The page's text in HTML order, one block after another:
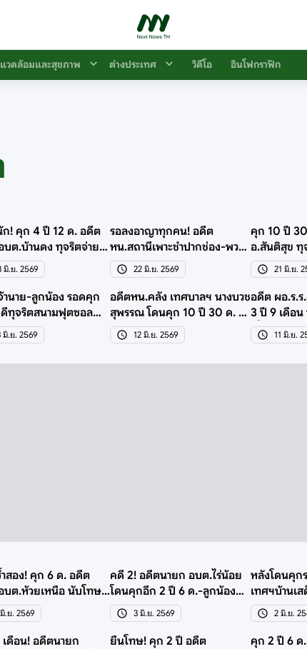
วดล้อมและสุขภาพ ต่างประเทศ วิดีโอ อินโฟกราฟิก
! คุก 4 ปี 12 ด. อดีต
บต.บ้านดง ทุจริตจ่าย
งินหลวง
มิ.ย. 2569
รอลงอาญาทุกคน! อดีต
หน.สถานีเพาะชำปากช่อง-พวก
ทุจริตจ้างย้ายกล้าไม้
22 มิ.ย. 2569
คุก 10 ปี
อ.สันติสุข ทุ
โครงการ
21 มิ.ย.
านาย-ลูกน้อง รอดคุก
ทุจริตสนามฟุตซอล
ขื่อนแก้ว
มิ.ย. 2569
อดีตหน.คลัง เทศบาลฯ นางบวช
สุพรรณ โดนคุก 10 ปี 30 ด. ได้
รอลงอาญา
12 มิ.ย. 2569
อดีต ผอ.ร.
3 ปี 9 เดือน
เอื้อเอกชน
11 มิ.ย.
สอง! คุก 6 ด. อดีต
บต.ห้วยเหนือ นับโทษ
ก 5 ปี
.ย. 2569
คดี 2! อดีตนายก อบต.ไร่น้อย
โดนคุกอีก 2 ปี 6 ด.-ลูกน้อง
รอดแฉถูกข่มขู่
3 มิ.ย. 2569
หลังโดนคุก
เทศฯบ้านเ
ทุจริตอีก 2 ปี
2 มิ.ย.
ดือน! อดีตนายก
ยืนโทษ! คุก 2 ปี อดีต
คุก 2 ปี 6 ด